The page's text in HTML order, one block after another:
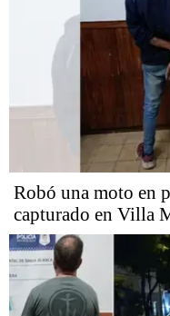
Robó una moto en
capturado en Villa